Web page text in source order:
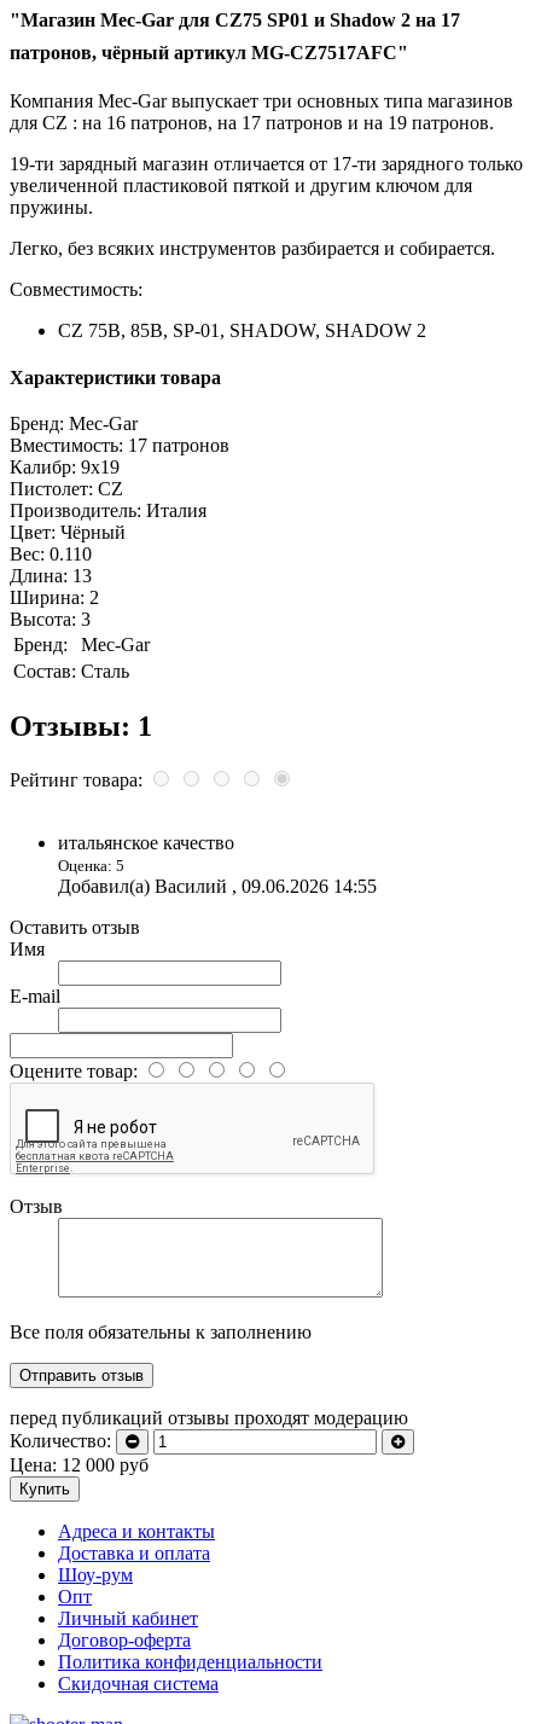
"Магазин Mec-Gar для CZ75 SP01 и Shadow 2 на 17
патронов, чёрный артикул MG-CZ7517AFC"
Компания Mec-Gar выпускает три основных типа магазинов
для CZ : на 16 патронов, на 17 патронов и на 19 патронов.
19-ти зарядный магазин отличается от 17-ти зарядного только
увеличенной пластиковой пяткой и другим ключом для
пружины.
Легко, без всяких инструментов разбирается и собирается.
Совместимость:
CZ 75B, 85B, SP-01, SHADOW, SHADOW 2
Характеристики товара
Бренд: Mec-Gar
Вместимость: 17 патронов
Калибр: 9x19
Пистолет: CZ
Производитель: Италия
Цвет: Чёрный
Вес: 0.110
Длина: 13
Ширина: 2
Высота: 3
Бренд:
Mec-Gar
Состав: Сталь
Отзывы: 1
Рейтинг товара:
итальянское качество
Оценка: 5
Добавил(а) Василий , 09.06.2026 14:55
Оставить отзыв
Имя
E-mail
Оцените товар:
Отзыв
Все поля обязательны к заполнению
перед публикаций отзывы проходят модерацию
Количество:
Цена: 12 000 руб
Купить
Адреса и контакты
Доставка и оплата
Шоу-рум
Опт
Личный кабинет
Договор-оферта
Политика конфиденциальности
Скидочная система